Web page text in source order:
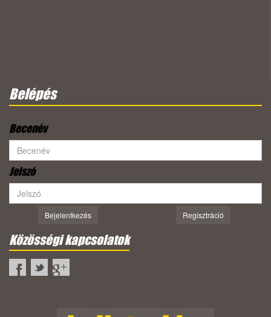
Belépés
Becenév
Jelszó
Bejelentkezés Regisztráció
Közösségi kapcsolatok